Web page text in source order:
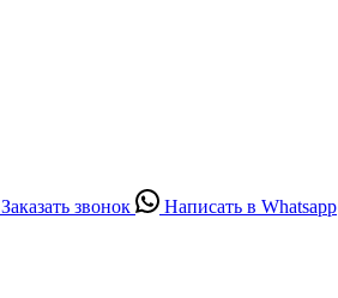
Заказать звонок Написать в Whatsapp